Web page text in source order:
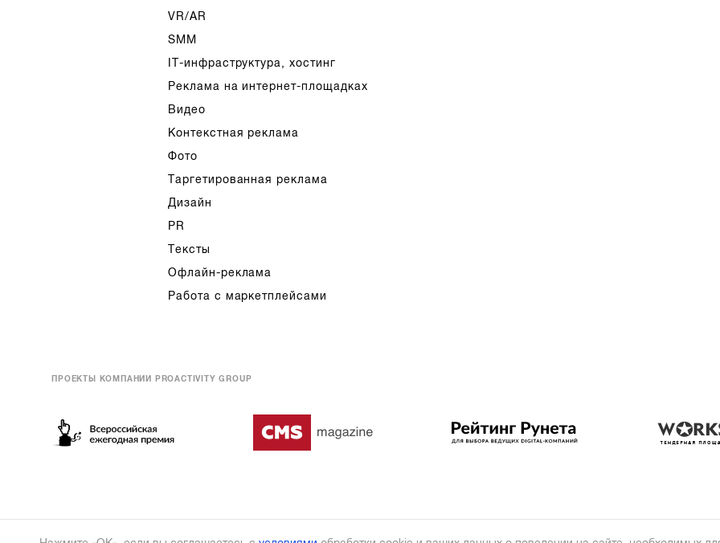
VR/AR
SMM
IT-инфраструктура, хостинг
Реклама на интернет-площадках
Видео
Контекстная реклама
Фото
Таргетированная реклама
Дизайн
PR
Тексты
Офлайн-реклама
Работа с маркетплейсами
ПРОЕКТЫ КОМПАНИИ PROACTIVITY GROUP